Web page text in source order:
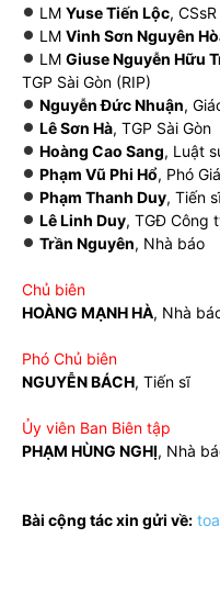
LM Yuse Tiến Lộc,
LM Vinh Sơn Nguyên
LM Giuse Nguyễn Hữu
TGP Sài Gòn (RIP)
Nguyễn Đức Nhuận,
Lê Sơn Hà, TGP Sài Gòn
Hoàng Cao Sang, Luật
Phạm Vũ Phi Hổ, Phó
Phạm Thanh Duy, Tiến
Lê Linh Duy, TGĐ Công
Trần Nguyên, Nhà báo
Chủ biên
HOÀNG MẠNH HÀ, Nhà
Phó Chủ biên
NGUYỄN BÁCH, Tiến sĩ
Ủy viên Ban Biên tập
PHẠM HÙNG NGHỊ, Nhà
Bài cộng tác xin gửi về: